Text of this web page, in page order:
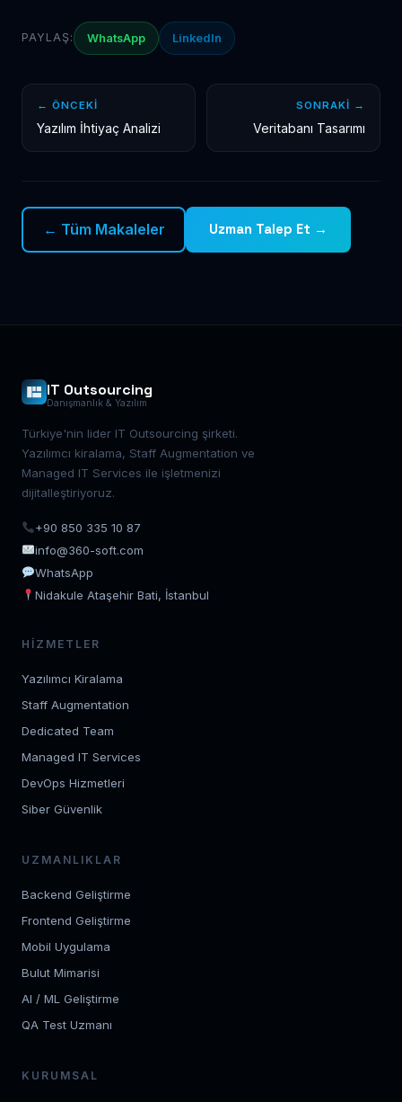
PAYLAŞ: WhatsApp LinkedIn
← ÖNCEKI
Yazılım İhtiyaç Analizi
SONRAKI →
Veritabanı Tasarımı
← Tüm Makaleler Uzman Talep Et →
IT Outsourcing
Danışmanlık & Yazılım
Türkiye'nin lider IT Outsourcing şirketi.
Yazılımcı kiralama, Staff Augmentation ve
Managed IT Services ile işletmenizi
dijitalleştiriyoruz.
+90 850 335 10 87
info@360-soft.com
WhatsApp
Nidakule Ataşehir Bati, İstanbul
HIZMETLER
Yazılımcı Kiralama
Staff Augmentation
Dedicated Team
Managed IT Services
DevOps Hizmetleri
Siber Güvenlik
UZMANLIKLAR
Backend Geliştirme
Frontend Geliştirme
Mobil Uygulama
Bulut Mimarisi
AI / ML Geliştirme
QA Test Uzmanı
KURUMSAL